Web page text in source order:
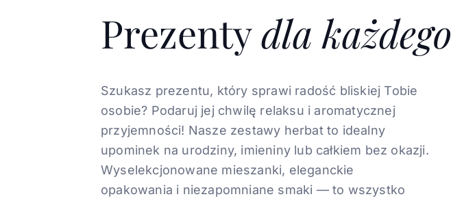
Prezentydla każdego
Szukasz prezentu, który sprawi radość bliskiej Tobie
osobie? Podaruj jej chwilę relaksu i aromatycznej
przyjemności! Nasze zestawy herbat to idealny
upominek na urodziny, imieniny lub całkiem bez okazji.
Wyselekcjonowane mieszanki, eleganckie
opakowania i niezapomniane smaki — to wszystko